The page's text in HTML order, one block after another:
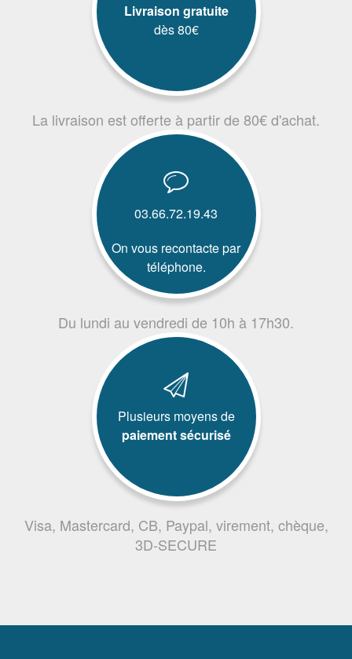
Livraison gratuite
dès 80€
La livraison est offerte à partir de 80€ d'achat.
03.66.72.19.43
On vous recontacte par
téléphone.
Du lundi au vendredi de 10h à 17h30.
Plusieurs moyens de
paiement sécurisé
Visa, Mastercard, CB, Paypal, virement, chèque,
3D-SECURE